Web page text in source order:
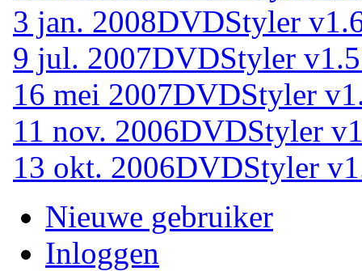
3 jan. 2008DVDStyler
9 jul. 2007DVDStyler
16 mei 2007DVDStyler
11 nov. 2006DVDStyler
13 okt. 2006DVDStyler
Nieuwe gebruiker
Inloggen